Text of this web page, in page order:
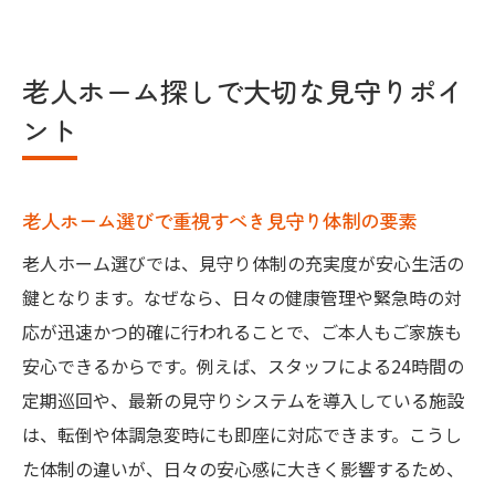
老人ホーム探しで大切な見守りポイ
ント
老人ホーム選びで重視すべき見守り体制の要素
老人ホーム選びでは、見守り体制の充実度が安心生活の
鍵となります。なぜなら、日々の健康管理や緊急時の対
応が迅速かつ的確に行われることで、ご本人もご家族も
安心できるからです。例えば、スタッフによる24時間の
定期巡回や、最新の見守りシステムを導入している施設
は、転倒や体調急変時にも即座に対応できます。こうし
た体制の違いが、日々の安心感に大きく影響するため、